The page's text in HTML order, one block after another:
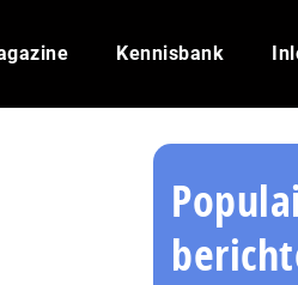
Kennisbank